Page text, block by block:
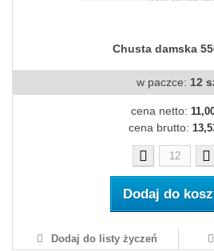
Chusta damska
w paczce: 12
cena netto:
cena brutto:
Dodaj do
Dodaj do listy życzeń